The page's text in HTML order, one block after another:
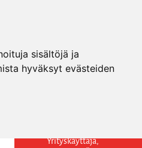
sisältöjä ja
hyväksyt evästeiden
Yrityskäyttäjä,